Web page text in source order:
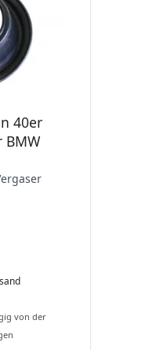
40er
BMW
von der